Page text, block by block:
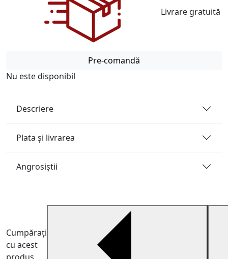
Livrare gratuită
Pre-comandă
Nu este disponibil
Descriere
Plata și livrarea
Angrosiştii
Cumpărați
cu acest